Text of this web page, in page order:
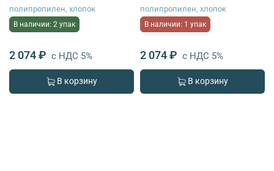
полипропилен, хлопок
В наличии: 2 упак
2 074 ₽ с НДС 5%
В корзину
полипропилен, хлопок
В наличии: 1 упак
2 074 ₽ с НДС 5%
В корзину